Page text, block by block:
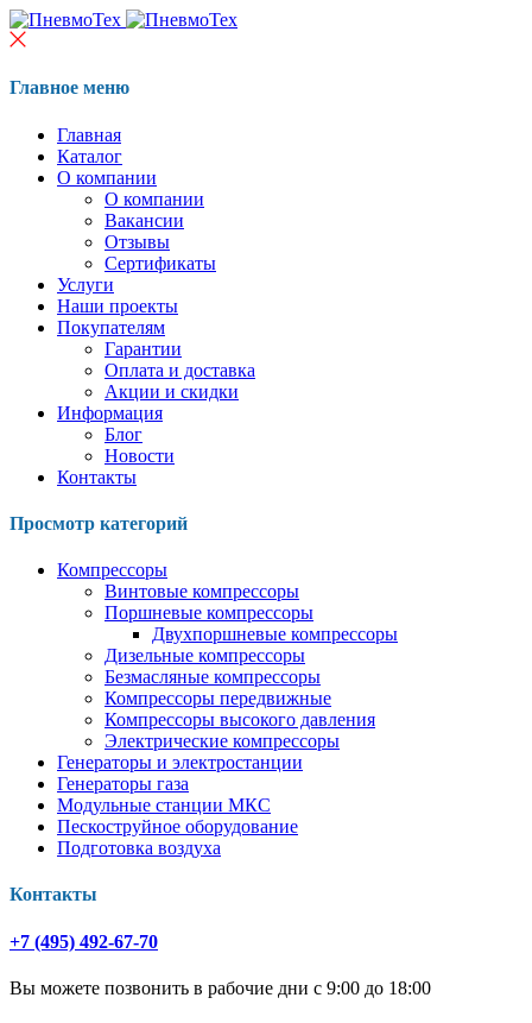
Главное меню
Главная
Каталог
О компании
О компании
Вакансии
Отзывы
Сертификаты
Услуги
Наши проекты
Покупателям
Гарантии
Оплата и доставка
Акции и скидки
Информация
Блог
Новости
Контакты
Просмотр категорий
Компрессоры
Винтовые компрессоры
Поршневые компрессоры
Двухпоршневые компрессоры
Дизельные компрессоры
Безмасляные компрессоры
Компрессоры передвижные
Компрессоры высокого давления
Электрические компрессоры
Генераторы и электростанции
Генераторы газа
Модульные станции МКС
Пескоструйное оборудование
Подготовка воздуха
Контакты
+7 (495) 492-67-70
Вы можете позвонить в рабочие дни с 9:00 до 18:00